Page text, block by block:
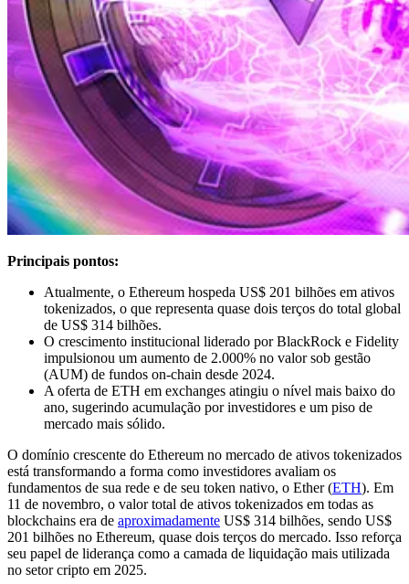
Principais pontos:
Atualmente, o Ethereum hospeda US$ 201 bilhões em ativos
tokenizados, o que representa quase dois terços do total global
de US$ 314 bilhões.
O crescimento institucional liderado por BlackRock e Fidelity
impulsionou um aumento de 2.000% no valor sob gestão
(AUM) de fundos on-chain desde 2024.
A oferta de ETH em exchanges atingiu o nível mais baixo do
ano, sugerindo acumulação por investidores e um piso de
mercado mais sólido.
O domínio crescente do Ethereum no mercado de ativos tokenizados
está transformando a forma como investidores avaliam os
fundamentos de sua rede e de seu token nativo, o Ether (ETH). Em
11 de novembro, o valor total de ativos tokenizados em todas as
blockchains era de aproximadamente US$ 314 bilhões, sendo US$
201 bilhões no Ethereum, quase dois terços do mercado. Isso reforça
seu papel de liderança como a camada de liquidação mais utilizada
no setor cripto em 2025.